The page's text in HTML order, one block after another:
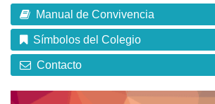
Manual de Convivencia
Símbolos del Colegio
Contacto